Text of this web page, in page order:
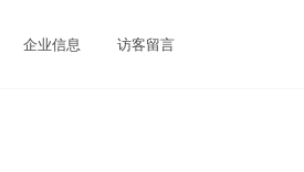
企业信息 访客留言